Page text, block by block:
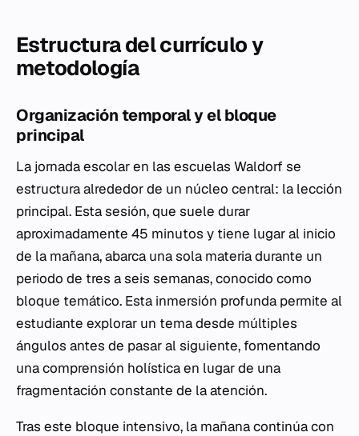
Estructura del currículo y
metodología
Organización temporal y el bloque
principal
La jornada escolar en las escuelas Waldorf se
estructura alrededor de un núcleo central: la lección
principal. Esta sesión, que suele durar
aproximadamente 45 minutos y tiene lugar al inicio
de la mañana, abarca una sola materia durante un
periodo de tres a seis semanas, conocido como
bloque temático. Esta inmersión profunda permite al
estudiante explorar un tema desde múltiples
ángulos antes de pasar al siguiente, fomentando
una comprensión holística en lugar de una
fragmentación constante de la atención.
Tras este bloque intensivo, la mañana continúa con